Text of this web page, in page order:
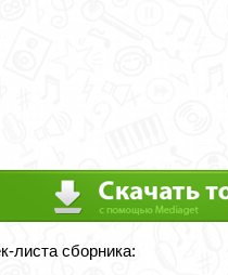
листа сборника: